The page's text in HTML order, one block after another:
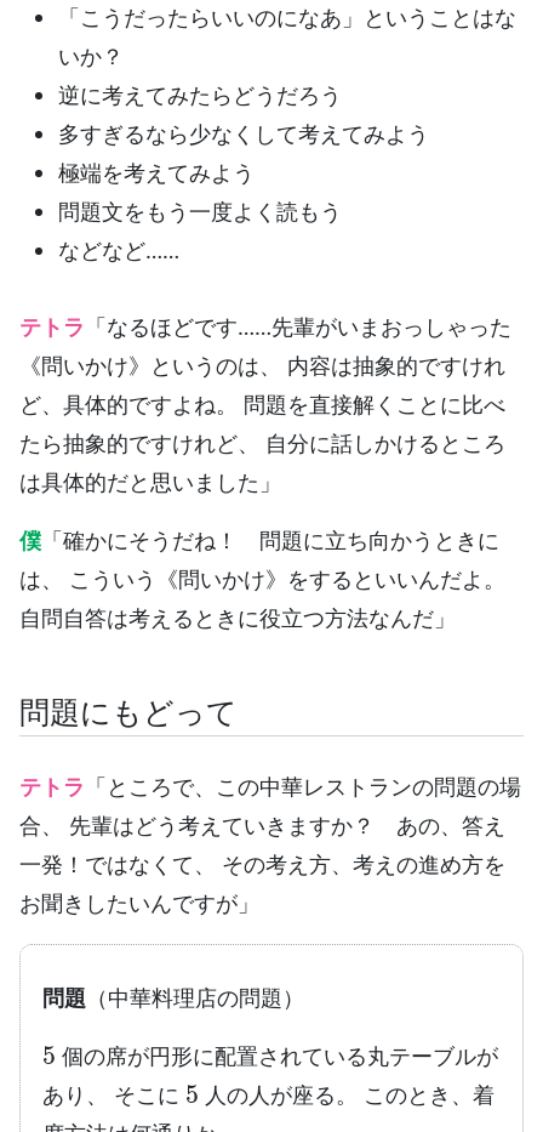
「こうだったらいいのになあ」ということはな
いか？
逆に考えてみたらどうだろう
多すぎるなら少なくして考えてみよう
極端を考えてみよう
問題文をもう一度よく読もう
などなど……
テトラ 「なるほどです……先輩がいまおっしゃった
《問いかけ》というのは、 内容は抽象的ですけれ
ど、具体的ですよね。 問題を直接解くことに比べ
たら抽象的ですけれど、 自分に話しかけるところ
は具体的だと思いました」
僕 「確かにそうだね！ 問題に立ち向かうときに
は、 こういう《問いかけ》をするといいんだよ。
自問自答は考えるときに役立つ方法なんだ」
問題にもどって
テトラ 「ところで、この中華レストランの問題の場
合、 先輩はどう考えていきますか？ あの、答え
一発！ではなくて、 その考え方、考えの進め方を
お聞きしたいんですが」
問題 （中華料理店の問題）
5
個の席が円形に配置されている丸テーブルが
あり、 そこに
5
人の人が座る。 このとき、着